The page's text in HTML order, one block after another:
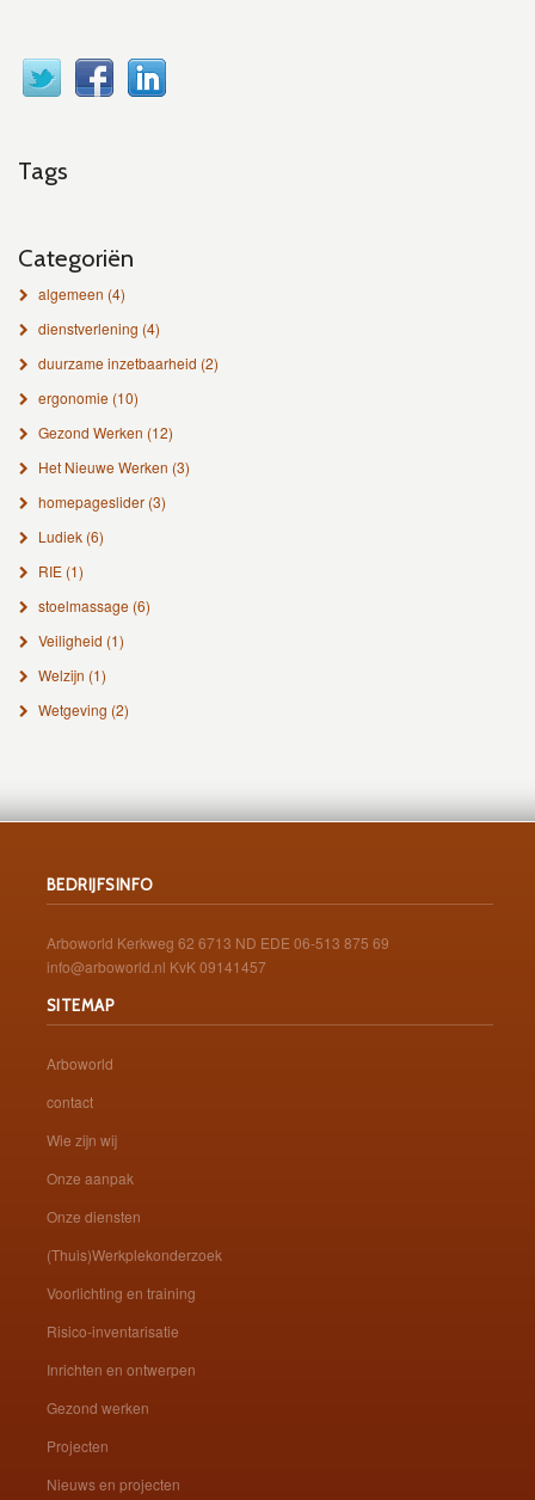
Tags
Categoriën
algemeen (4)
dienstverlening (4)
duurzame inzetbaarheid (2)
ergonomie (10)
Gezond Werken (12)
Het Nieuwe Werken (3)
homepageslider(3)
Ludiek(6)
RIE(1)
stoelmassage (6)
Veiligheid (1)
Welzijn (1)
Wetgeving (2)
BEDRIJFSINFO
Arboworld Kerkweg 62 6713 ND EDE 06-513 875 69
info@arboworld.nl KvK 09141457
SITEMAP
Arboworld
contact
Wie zijn wij
Onze aanpak
Onze diensten
(Thuis)Werkplekonderzoek
Voorlichting en training
Risico-inventarisatie
Inrichten en ontwerpen
Gezond werken
Projecten
Nieuws en projecten